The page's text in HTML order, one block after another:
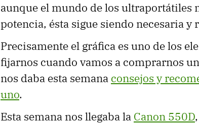
aunque el mundo de los ultraportátiles
potencia, ésta sigue siendo necesaria y
Precisamente el gráfica es uno de los
fijarnos cuando vamos a comprarnos
nos daba esta semana consejos y
uno.
Esta semana nos llegaba la Canon 550D